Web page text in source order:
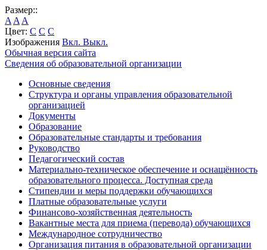
Размер::
A A A
Цвет: C C C
Изображения Вкл. Выкл.
Обычная версия сайта
Сведения об образовательной организации
Основные сведения
Структура и органы управления образовательной
организацией
Документы
Образование
Образовательные стандарты и требования
Руководство
Педагогический состав
Материально-техническое обеспечение и оснащённость
образовательного процесса. Доступная среда
Стипендии и меры поддержки обучающихся
Платные образовательные услуги
Финансово-хозяйственная деятельность
Вакантные места для приема (перевода) обучающихся
Международное сотрудничество
Организация питания в образовательной организации